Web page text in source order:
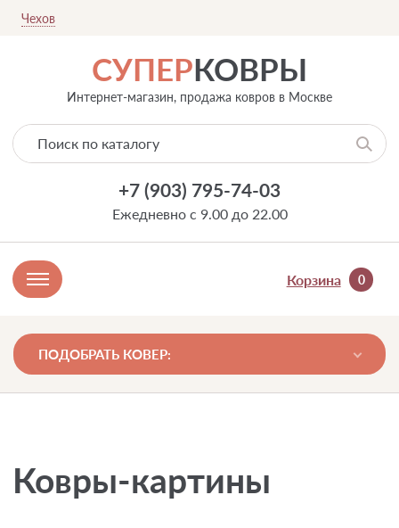
Чехов
СУПЕРКОВРЫ
Интернет-магазин, продажа ковров в Москве
+7 (903) 795-74-03
Ежедневно с 9.00 до 22.00
Корзина 0
ПОДОБРАТЬ КОВЕР:
Ковры-картины